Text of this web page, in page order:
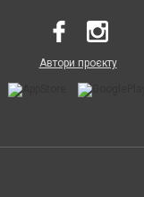
Автори проєкту